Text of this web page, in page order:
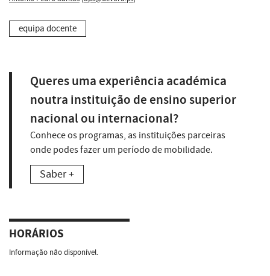
equipa docente
Queres uma experiência académica
noutra instituição de ensino superior
nacional ou internacional?
Conhece os programas, as instituições parceiras
onde podes fazer um período de mobilidade.
Saber +
HORÁRIOS
Informação não disponível.